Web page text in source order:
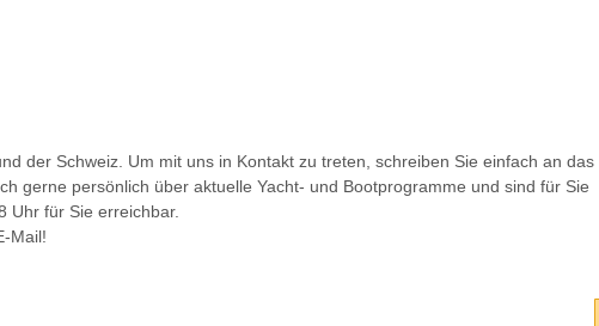
der Schweiz. Um mit uns in Kontakt zu treten, schreiben Sie einfach an
gerne persönlich über aktuelle Yacht- und Bootprogramme und sind für Sie
Uhr für Sie erreichbar.
Mail!